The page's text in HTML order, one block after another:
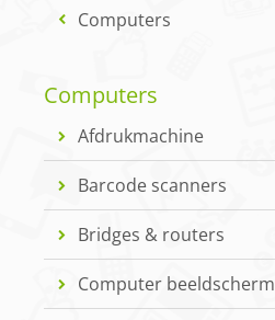
Computers
Computers
Afdrukmachine
Barcode scanners
Bridges & routers
Computer beeldscherm